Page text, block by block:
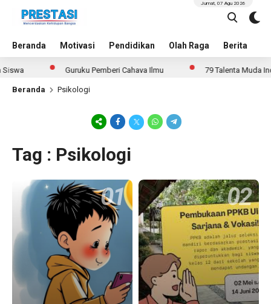
Beranda Motivasi Pendidikan Olah Raga Berita
Jumat, 07 Agu 2026
Guruku Pemberi Cahaya Ilmu 79 Talenta Muda
Beranda Psikologi
Tag : Psikologi